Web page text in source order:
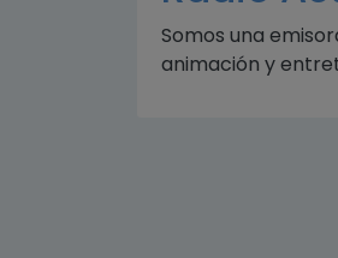
Somos una
animación y